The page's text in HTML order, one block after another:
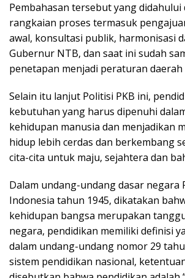
Pembahasan tersebut yang
rangkaian proses termasuk
awal, konsultasi publik, harmonisasi
Gubernur NTB, dan saat ini sudah
penetapan menjadi peraturan daerah
Selain itu lanjut Politisi PKB ini,
kebutuhan yang harus dipenuhi
kehidupan manusia dan menjadikan
hidup lebih cerdas dan berkembang
cita-cita untuk maju, sejahtera dan
Dalam undang-undang dasar negara
Indonesia tahun 1945, dikatakan
kehidupan bangsa merupakan
negara, pendidikan memiliki definisi
dalam undang-undang nomor 29
sistem pendidikan nasional,